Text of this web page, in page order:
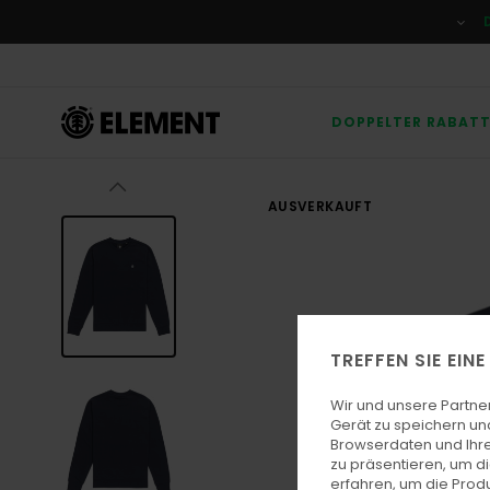
Produktinformation
DOPPELTER RABATT
AUSVERKAUFT
TREFFEN SIE
Wir und unsere
Gerät zu speichern
Browserdaten und
zu präsentieren, um
erfahren, um die